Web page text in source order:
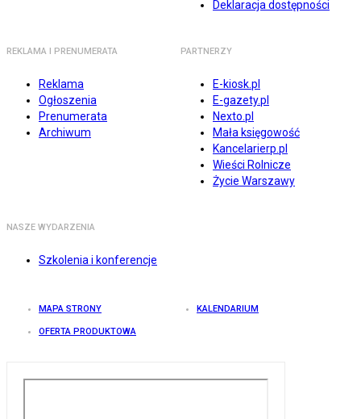
Deklaracja dostępności
REKLAMA I PRENUMERATA
Reklama
Ogłoszenia
Prenumerata
Archiwum
PARTNERZY
E-kiosk.pl
E-gazety.pl
Nexto.pl
Mała księgowość
Kancelarierp.pl
Wieści Rolnicze
Życie Warszawy
NASZE WYDARZENIA
Szkolenia i konferencje
MAPA STRONY KALENDARIUM
OFERTA PRODUKTOWA